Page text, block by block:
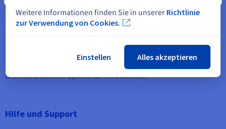
Hot-Swap-Festplatten
Funktion, ermöglicht den Austausch oder das Hinzufügen von
Festplatten ohne Dienstunterbrechung. Das garantiert eine
ununterbrochene Uptime für Ihre Dienste.
Hilfe und Support
Weitere Informationen finden Sie in unserer Richtlinie
zur Verwendung von Cookies.
Einstellen Alles akzeptieren